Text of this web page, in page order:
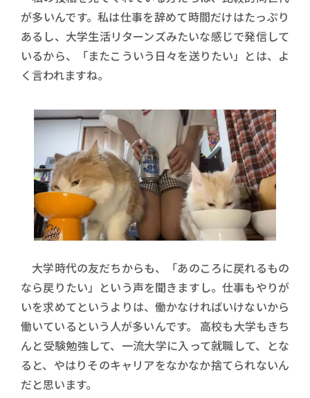
が多いんです。私は仕事を辞めて時間だけはたっぷり
あるし、大学生活リターンズみたいな感じで発信して
いるから、「またこういう日々を送りたい」とは、よ
く言われますね。
大学時代の友だちからも、「あのころに戻れるもの
なら戻りたい」という声を聞きますし。仕事もやりが
いを求めてというよりは、働かなければいけないから
働いているという人が多いんです。 高校も大学もきち
んと受験勉強して、一流大学に入って就職して、とな
ると、やはりそのキャリアをなかなか捨てられないん
だと思います。